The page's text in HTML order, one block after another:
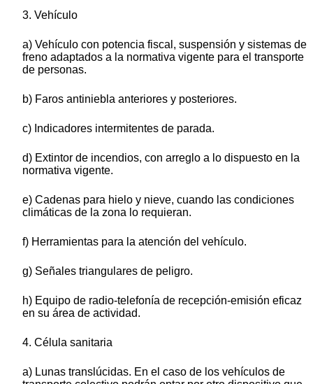
3. Vehículo
a) Vehículo con potencia fiscal, suspensión y sistemas de
freno adaptados a la normativa vigente para el transporte
de personas.
b) Faros antiniebla anteriores y posteriores.
c) Indicadores intermitentes de parada.
d) Extintor de incendios, con arreglo a lo dispuesto en la
normativa vigente.
e) Cadenas para hielo y nieve, cuando las condiciones
climáticas de la zona lo requieran.
f) Herramientas para la atención del vehículo.
g) Señales triangulares de peligro.
h) Equipo de radio-telefonía de recepción-emisión eficaz
en su área de actividad.
4. Célula sanitaria
a) Lunas translúcidas. En el caso de los vehículos de